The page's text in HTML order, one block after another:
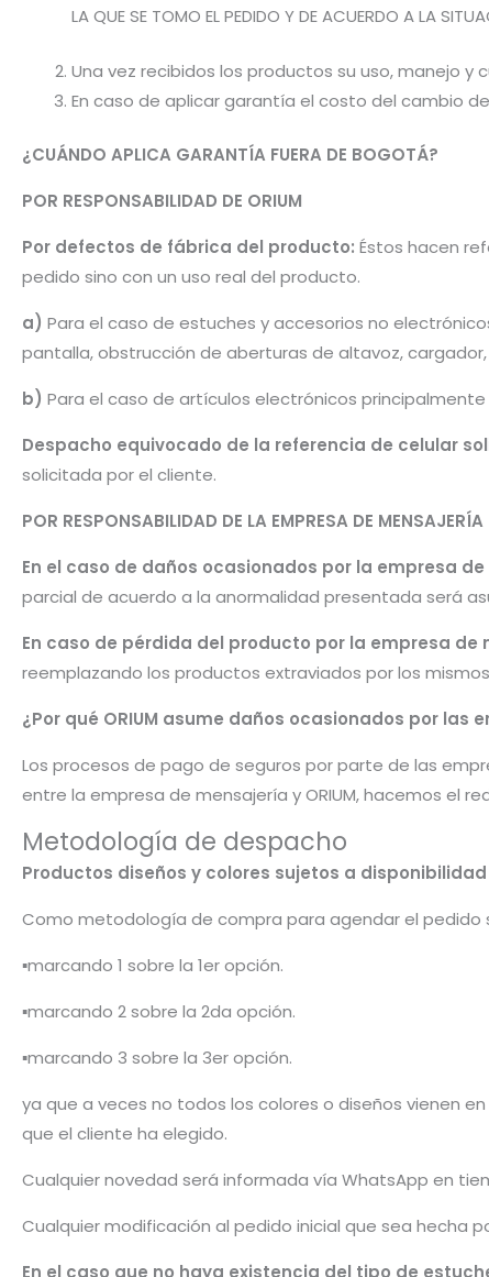
LA QUE SE TOMO EL PEDIDO Y DE ACUERDO A LA
Una vez recibidos los productos su uso, manejo y
En caso de aplicar garantía el costo del cambio
¿CUÁNDO APLICA GARANTÍA FUERA DE BOGOTÁ?
POR RESPONSABILIDAD DE ORIUM
Por defectos de fábrica del producto: Éstos hacen
pedido sino con un uso real del producto.
a) Para el caso de estuches y accesorios no
pantalla, obstrucción de aberturas de altavoz,
b) Para el caso de artículos electrónicos
Despacho equivocado de la referencia de celular
solicitada por el cliente.
POR RESPONSABILIDAD DE LA EMPRESA DE MENSAJERÍA
En el caso de daños ocasionados por la empresa
parcial de acuerdo a la anormalidad presentada será
En caso de pérdida del producto por la empresa de
reemplazando los productos extraviados por los
¿Por qué ORIUM asume daños ocasionados por las
Los procesos de pago de seguros por parte de las
entre la empresa de mensajería y ORIUM, hacemos el
Metodología de despacho
Productos diseños y colores sujetos a
Como metodología de compra para agendar el pedido
▪️marcando 1 sobre la 1er opción.
▪️marcando 2 sobre la 2da opción.
▪️marcando 3 sobre la 3er opción.
ya que a veces no todos los colores o diseños vienen
que el cliente ha elegido.
Cualquier novedad será informada vía WhatsApp en
Cualquier modificación al pedido inicial que sea hecha